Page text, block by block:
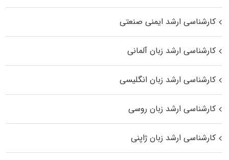
کارشناسی ارشد ایمنی صنعتی
کارشناسی ارشد زبان آلمانی
کارشناسی ارشد زبان انگلیسی
کارشناسی ارشد زبان روسی
کارشناسی ارشد زبان ژاپنی